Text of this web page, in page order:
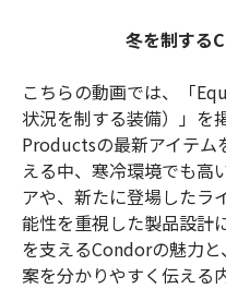
オン
冬を制する
こちらの動画では、「
状況を制する装備）」
Productsの最新アイテム
える中、寒冷環境でも高
アや、新たに登場したラ
能性を重視した製品設計
を支えるCondorの魅力
案を分かりやすく伝える